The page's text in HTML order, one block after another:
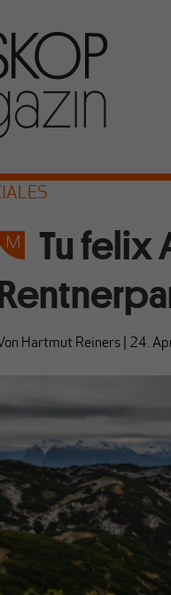
Tu felix
Hartmut Reiners 24.